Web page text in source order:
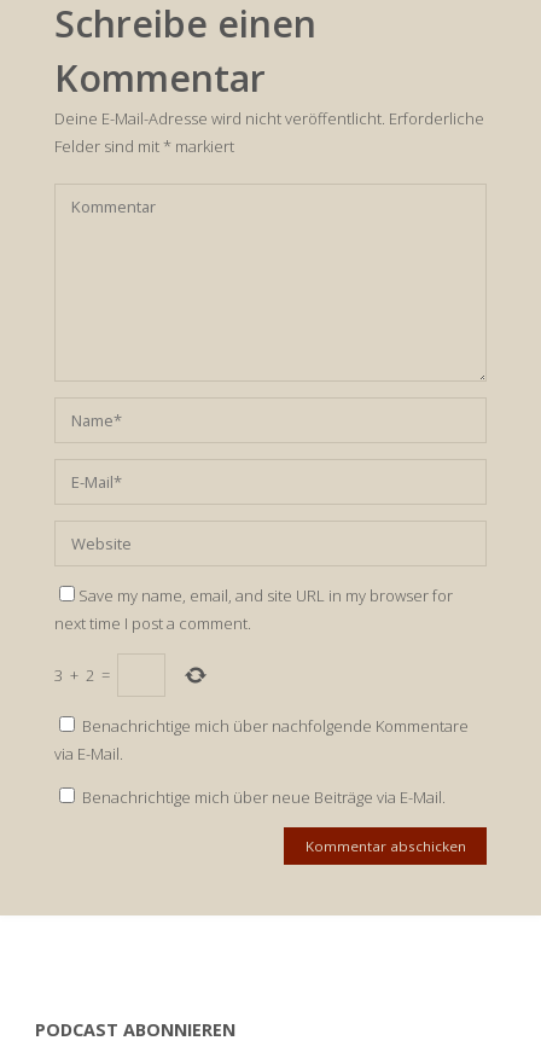
Schreibe einen
Kommentar
Deine E-Mail-Adresse wird nicht veröffentlicht. Erforderliche
Felder sind mit*markiert
Save my name, email, and site URL in my browser for
next time I post a comment.
3 + 2 =
Benachrichtige mich über nachfolgende Kommentare
via E-Mail.
Benachrichtige mich über neue Beiträge via E-Mail.
PODCAST ABONNIEREN